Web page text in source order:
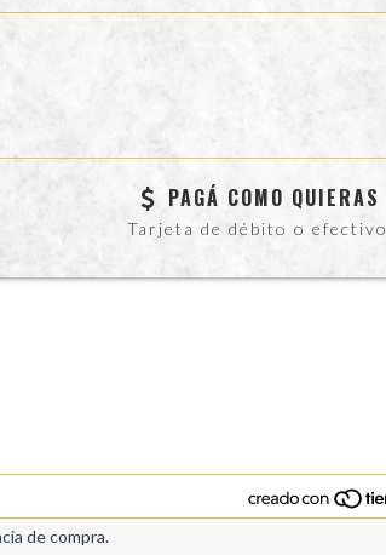
de compra.
PAGÁ COMO QUIERAS
Tarjeta de débito o efectivo